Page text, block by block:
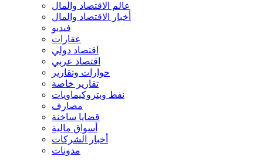
عالم الاقتصاد والمال
أخبار الاقتصاد والمال
فيديو
عقارات
اقتصاد دولي
اقتصاد عربي
حوارات وتقارير
تقارير خاصة
نفط وبتروكيماويات
مصارف
قضايا ساخنة
أسواق مالية
أخبار الشركات
مدونات